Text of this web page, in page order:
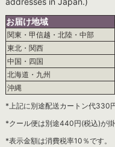
お届け地域
関東・甲信越・北陸・中部
東北・関西
中国・四国
北海道・九州
沖縄
*上記に別途配送カートン代330
*クール便は別途440円(税込)が掛
*表示金額は消費税率10％です。